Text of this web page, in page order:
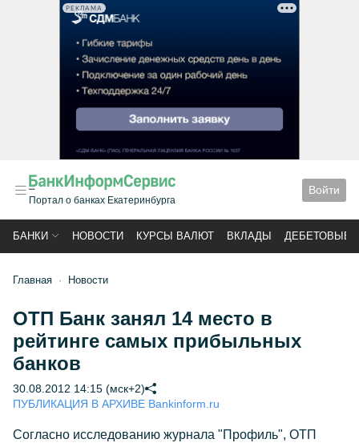
РЕКЛАМА
Портал о банках Екатеринбурга
Войти
БАНКИ НОВОСТИ КУРСЫ ВАЛЮТ ВКЛАДЫ ДЕБЕТОВЫЕ
Главная Новости
ОТП Банк занял 14 место в
рейтинге самых прибыльных
банков
30.08.2012 14:15 (мск+2)
ПУБЛИКАЦИЯ В АРХИВЕ Bankinform.ru
Согласно исследованию журнала "Профиль", ОТП